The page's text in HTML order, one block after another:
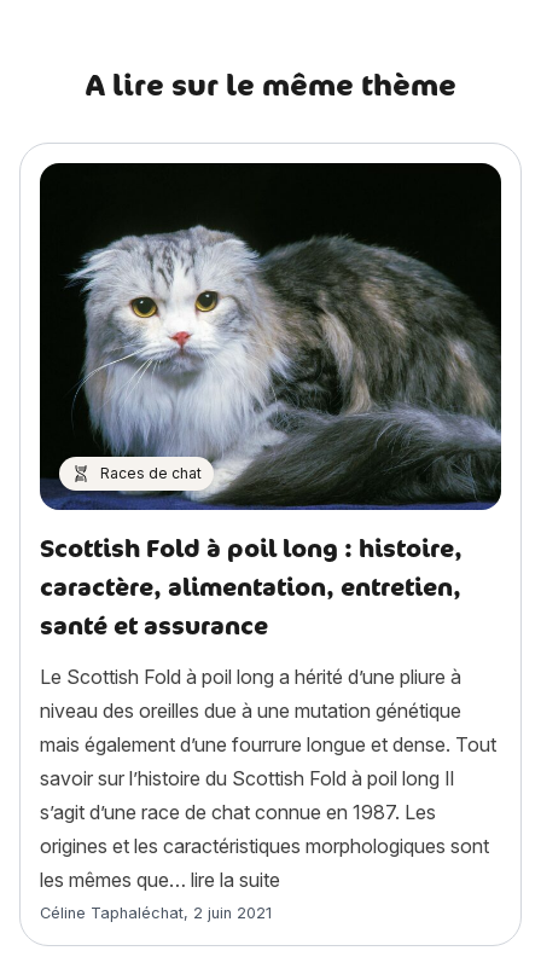
A lire sur le même thème
Races de chat
Scottish Fold à poil long : histoire,
caractère, alimentation, entretien,
santé et assurance
Le Scottish Fold à poil long a hérité d’une pliure à
niveau des oreilles due à une mutation génétique
mais également d’une fourrure longue et dense. Tout
savoir sur l’histoire du Scottish Fold à poil long Il
s’agit d’une race de chat connue en 1987. Les
origines et les caractéristiques morphologiques sont
les mêmes que… lire la suite
Article rédigé par
Céline Taphaléchat, 2 juin 2021